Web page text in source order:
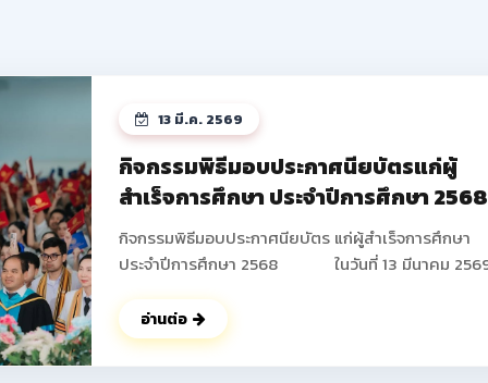
13 มี.ค. 2569
กิจกรรมพิธีมอบประกาศนียบัตรแก่ผู้
สำเร็จการศึกษา ประจำปีการศึกษา 2568
กิจกรรมพิธีมอบประกาศนียบัตร แก่ผู้สำเร็จการศึกษา
ประจำปีการศึกษา 2568 ในวันที่ 13 มีนาคม 2569
ประกาศนียบัตร แก่ผู้สำเร็จการศึกษา ประจำปีการศึกษา
2568 ซึ่งมีนักเรียน นักศึกษาที่เข้าร่วมกิจกรรมในครั้งนี้
จำนวนทั้งสิ้น 673 คน โดยมีนายปัญญา ช่างงาน ผู้อำน
อ่านต่อ